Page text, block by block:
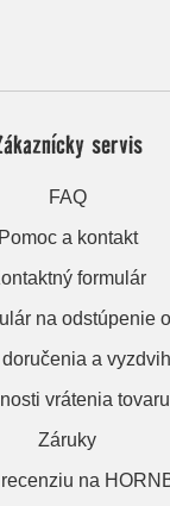
servis
FAQ
Pomoc a kontakt
formulár
na odstúpenie
a
vrátenia tovaru
Záruky
na